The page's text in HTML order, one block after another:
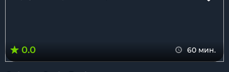
0.0 60 мин.